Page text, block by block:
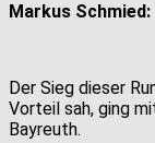
Markus
Der Sieg dieser
Vorteil sah, ging
Bayreuth.